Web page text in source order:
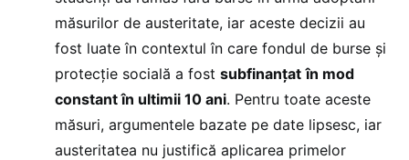
măsurilor de austeritate, iar aceste decizii au
fost luate în contextul în care fondul de burse și
protecție socială a fost subfinanțat în mod
constant în ultimii 10 ani. Pentru toate aceste
măsuri, argumentele bazate pe date lipsesc, iar
austeritatea nu justifică aplicarea primelor